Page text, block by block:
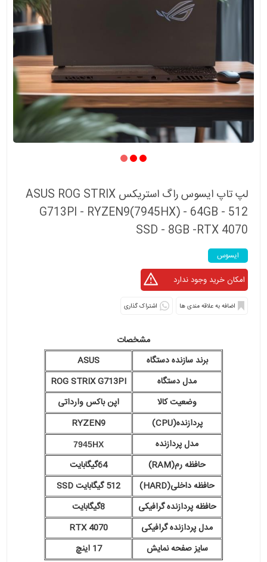
لپ تاپ ایسوس راگ استریکس ASUS ROG STRIX
G713PI - RYZEN9(7945HX) - 64GB - 512
SSD - 8GB -RTX 4070
ایسوس
اشتراک گذاری
مشخصات
برند سازنده دستگاه
ASUS
مدل دستگاه
ROG STRIX G713PI
وضعیت کالا
اپن باکس وارداتی
پردازنده(CPU)
RYZEN9
مدل پردازنده
7945HX
حافظه رم(RAM)
64گیگابایت
حافظه داخلی(HARD)
512 گیگابایت SSD
حافظه پردازنده گرافیکی
8گیگابایت
مدل پردازنده گرافیکی
RTX 4070
سایز صفحه نمایش
17 اینچ